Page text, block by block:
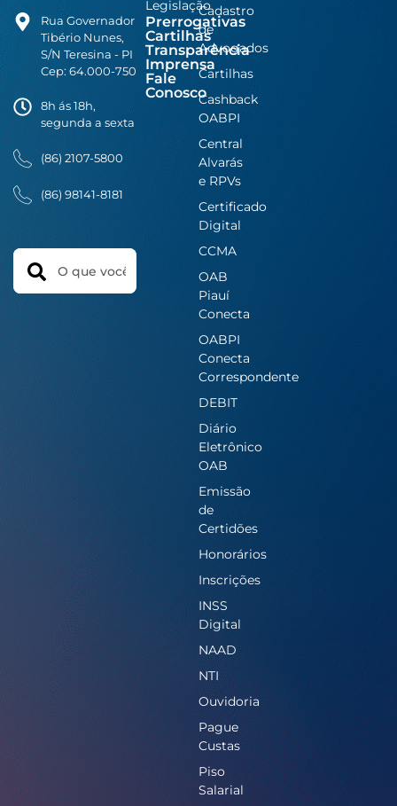
Rua Governador
Tibério Nunes,
S/N Teresina - PI
Cep: 64.000-750
8h ás 18h,
segunda a sexta
(86) 2107-5800
(86) 98141-8181
Search
Legislação
Prerrogativas
Cartilhas
Transparência
Imprensa
Fale
Conosco
Cadastro
de
Advogados
Cartilhas
Cashback
OABPI
Central
Alvarás
e RPVs
Certificado
Digital
CCMA
OAB
Piauí
Conecta
OABPI
Conecta
Correspondente
DEBIT
Diário
Eletrônico
OAB
Emissão
de
Certidões
Honorários
Inscrições
INSS
Digital
NAAD
NTI
Ouvidoria
Pague
Custas
Piso
Salarial